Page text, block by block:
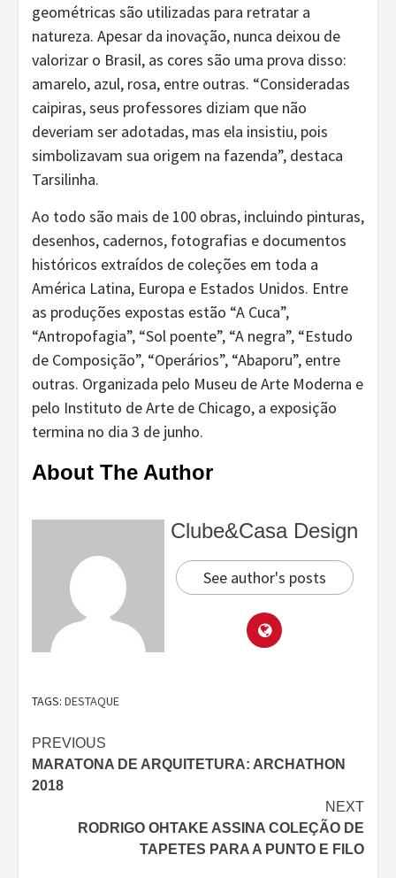
geométricas são utilizadas para retratar a
natureza. Apesar da inovação, nunca deixou de
valorizar o Brasil, as cores são uma prova disso:
amarelo, azul, rosa, entre outras. “Consideradas
caipiras, seus professores diziam que não
deveriam ser adotadas, mas ela insistiu, pois
simbolizavam sua origem na fazenda”, destaca
Tarsilinha.
Ao todo são mais de 100 obras, incluindo pinturas,
desenhos, cadernos, fotografias e documentos
históricos extraídos de coleções em toda a
América Latina, Europa e Estados Unidos. Entre
as produções expostas estão “A Cuca”,
“Antropofagia”, “Sol poente”, “A negra”, “Estudo
de Composição”, “Operários”, “Abaporu”, entre
outras. Organizada pelo Museu de Arte Moderna e
pelo Instituto de Arte de Chicago, a exposição
termina no dia 3 de junho.
About The Author
Clube&Casa Design
See author's posts
TAGS: DESTAQUE
Continue
Reading
PREVIOUS
MARATONA DE ARQUITETURA: ARCHATHON
2018
NEXT
RODRIGO OHTAKE ASSINA COLEÇÃO DE
TAPETES PARA A PUNTO E FILO